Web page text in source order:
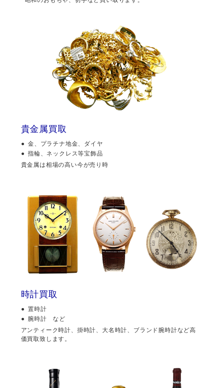
貴金属買取
金、プラチナ地金、ダイヤ
指輪、ネックレス等宝飾品
貴金属は相場の高い今が売り時
時計買取
置時計
腕時計 など
アンティーク時計、掛時計、大名時計、ブランド腕時計など高
価買取致します。